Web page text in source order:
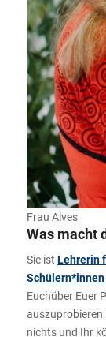
Frau Alves
Was macht
Sie ist Lehrerin
Euchüber Euer
auszuprobieren
nichts und Ihr